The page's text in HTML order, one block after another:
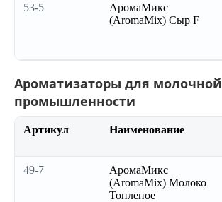
53-5
АромаМикс
(AromaMix) Сыр F
Ароматизаторы для молочной
промышленности
Артикул Наименование
49-7
АромаМикс
(AromaMix) Молоко
Топленое